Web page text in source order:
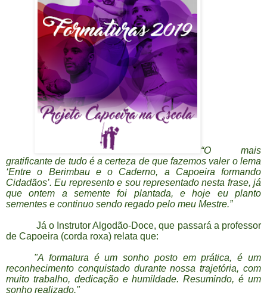
“O mais
gratificante de tudo é a certeza de que fazemos valer o lema
‘Entre o Berimbau e o Caderno, a Capoeira formando
Cidadãos’. Eu represento e sou representado nesta frase, já
que ontem a semente foi plantada, e hoje eu planto
sementes e continuo sendo regado pelo meu Mestre.”
Já o Instrutor Algodão-Doce, que passará a professor
de Capoeira (corda roxa) relata que:
"A formatura é um sonho posto em prática, é um
reconhecimento conquistado durante nossa trajetória, com
muito trabalho, dedicação e humildade. Resumindo, é um
sonho realizado."